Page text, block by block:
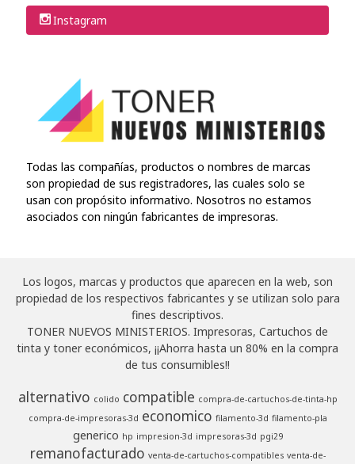
Instagram
Todas las compañías, productos o nombres de marcas
son propiedad de sus registradores, las cuales solo se
usan con propósito informativo. Nosotros no estamos
asociados con ningún fabricantes de impresoras.
Los logos, marcas y productos que aparecen en la web, son
propiedad de los respectivos fabricantes y se utilizan solo para
fines descriptivos.
TONER NUEVOS MINISTERIOS. Impresoras, Cartuchos de
tinta y toner económicos, ¡¡Ahorra hasta un 80% en la compra
de tus consumibles!!
alternativo colido compatible compra-de-cartuchos-de-tinta-hp
compra-de-impresoras-3d economico filamento-3d filamento-pla
generico hp impresion-3d impresoras-3d pgi29
remanofacturado venta-de-cartuchos-compatibles venta-de-